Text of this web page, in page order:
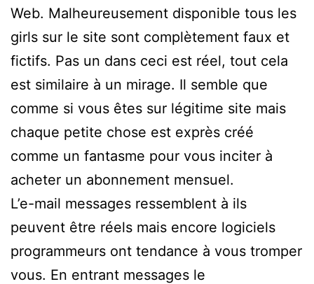
Web. Malheureusement disponible tous les
girls sur le site sont complètement faux et
fictifs. Pas un dans ceci est réel, tout cela
est similaire à un mirage. Il semble que
comme si vous êtes sur légitime site mais
chaque petite chose est exprès créé
comme un fantasme pour vous inciter à
acheter un abonnement mensuel.
L’e-mail messages ressemblent à ils
peuvent être réels mais encore logiciels
programmeurs ont tendance à vous tromper
vous. En entrant messages le